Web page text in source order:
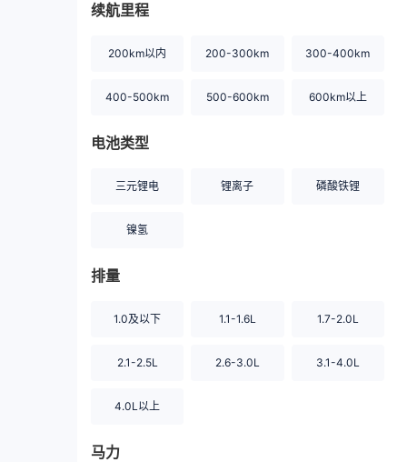
续航里程
200km以内 200-300km 300-400km
400-500km 500-600km 600km以上
电池类型
三元锂电 锂离子 磷酸铁锂
镍氢
排量
1.0及以下 1.1-1.6L 1.7-2.0L
2.1-2.5L 2.6-3.0L 3.1-4.0L
4.0L以上
马力